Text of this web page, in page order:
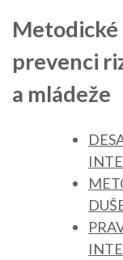
prevenci
a mládeže